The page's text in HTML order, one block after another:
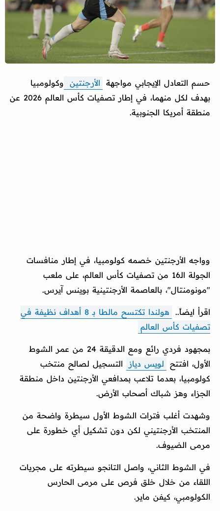
حسم التعادل الإيجابي مواجهة الأرجنتين
وكولومبيا
بهدف لكل منهما، في إطار تصفيات كأس العالم 2026 عن
منطقة أمريكا الجنوبية.
وواجه الأرجنتين خصمه كولومبيا، في إطار منافسات
الجولة الـ16 من تصفيات كأس العالم، على ملعب
"مونومنتال"، بالعاصمة الأرجنتينية بوينس آيرس.
اقرأ ايضاً..
هولندا تكتسح مالطا بـ 8 أهداف نظيفة في
تصفيات كأس العالم
بمجهود فردي رائع ومع الدقيقة 24 من عمر الشوط
الأول، افتتح
لويس دياز
التسجيل لصالح منتخب
كولومبيا، بعدما تلاعب بمدافعي الأرجنتين داخل منطقة
الجزاء وهز شباك أصحاب الأرض.
وشهدت أغلب فترات الشوط الأول سيطرة واضحة من
المنتخب الأرجنتيني لكن دون تشكيل أي خطورة على
مرمى الضيوف.
في الشوط الثاني، واصل التانجو سيطرته على مجريات
اللقاء من خلال خلق فرص على مرمى الحارس
الكولومبي، كيفن ماير.